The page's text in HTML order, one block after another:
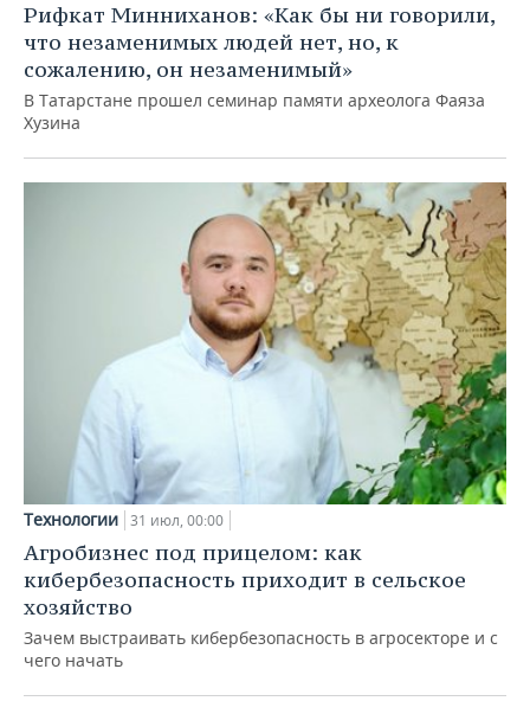
Рифкат Минниханов: «Как бы ни говорили,
что незаменимых людей нет, но, к
сожалению, он незаменимый»
В Татарстане прошел семинар памяти археолога Фаяза
Хузина
Технологии 31 июл, 00:00
Агробизнес под прицелом: как
кибербезопасность приходит в сельское
хозяйство
Зачем выстраивать кибербезопасность в агросекторе и с
чего начать